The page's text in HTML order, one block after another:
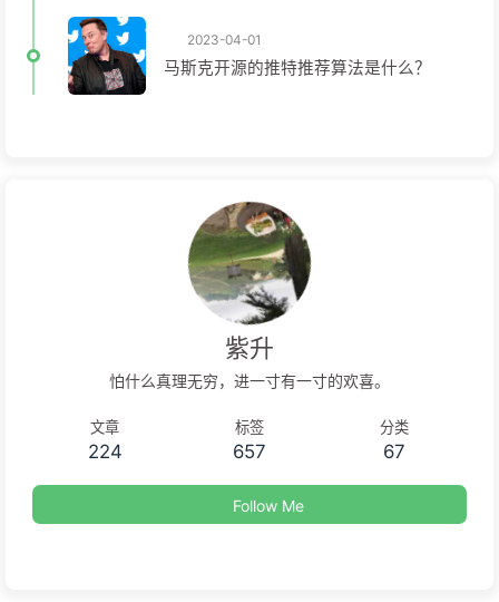
2023-04-01
马斯克开源的推特推荐算法是什么？
紫升
怕什么真理无穷，进一寸有一寸的欢喜。
文章
224
标签
657
分类
67
Follow Me